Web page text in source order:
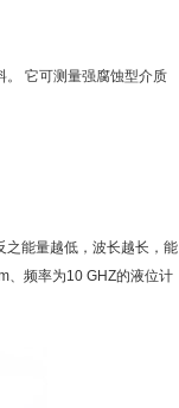
。 它可测量强腐蚀型介质
之能量越低，波长越长，能
、频率为10 GHZ的液位计